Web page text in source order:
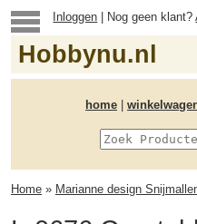
Inloggen | Nog geen klant?
Hobbynu.nl
home
Home » Marianne design